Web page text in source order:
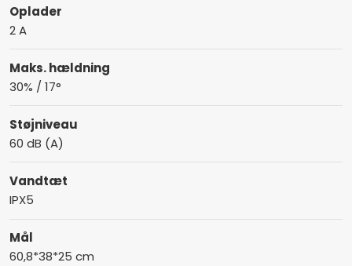
Oplader
2 A
Maks. hældning
30% / 17°
Støjniveau
60 dB (A)
Vandtæt
IPX5
Mål
60,8*38*25 cm